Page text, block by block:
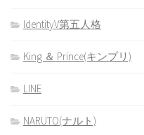
IdentityV第五人格
King ＆ Prince(キンプリ)
LINE
NARUTO(ナルト)